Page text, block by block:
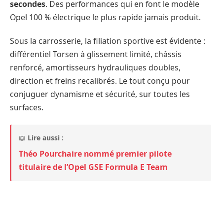
secondes. Des performances qui en font le modèle
Opel 100 % électrique le plus rapide jamais produit.
Sous la carrosserie, la filiation sportive est évidente :
différentiel Torsen à glissement limité, châssis
renforcé, amortisseurs hydrauliques doubles,
direction et freins recalibrés. Le tout conçu pour
conjuguer dynamisme et sécurité, sur toutes les
surfaces.
📖 Lire aussi :
Théo Pourchaire nommé premier pilote
titulaire de l’Opel GSE Formula E Team